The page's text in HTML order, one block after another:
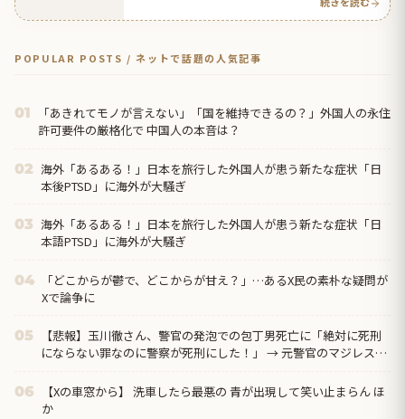
POPULAR POSTS / ネットで話題の人気記事
01
「あきれてモノが言えない」「国を維持できるの？」外国人の永住
許可要件の厳格化で 中国人の本音は？
02 海外「あるある！」日本を旅行した外国人が患う新たな症状「日
本後PTSD」に海外が大騒ぎ
03 海外「あるある！」日本を旅行した外国人が患う新たな症状「日
本語PTSD」に海外が大騒ぎ
04
「どこからが鬱で、どこからが甘え？」…あるX民の素朴な疑問が
Xで論争に
05
【悲報】玉川徹さん、警官の発泡での包丁男死亡に「絶対に死刑
にならない罪なのに警察が死刑にした！」 → 元警官のマジレスが
06
【Xの車窓から】 洗車したら最悪の 青が出現して笑い止まらん ほ
か